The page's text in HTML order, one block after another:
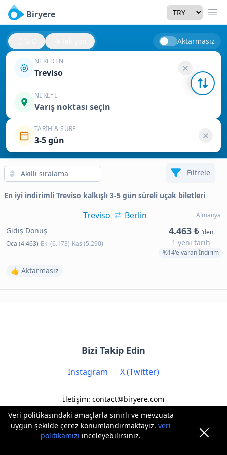
Veri politikasındaki amaçlarla sınırlı ve mevzuata
uygun şekilde çerez konumlandırmaktayız.veri
politikamızı inceleyebilirsiniz.
Biryere Currency
Aktarmasız
NEREDEN
Treviso
NEREYE
Varış noktası seçin
TARIH & SÜRE
3-5 gün
Filtrele
En iyi indirimli Treviso kalkışlı 3-5 gün süreli uçak biletleri
Almanya
Treviso Berlin
Gidiş Dönüş
Oca (4.463) Eki (6.173) Kas (5.290)
4.463 ₺ 'den
1 yeni tarih
%14'e varan İndirim
👍 Aktarmasız
Bizi Takip Edin
Instagram X (Twitter)
İletişim: contact@biryere.com